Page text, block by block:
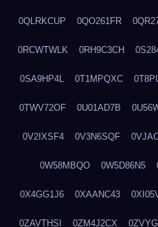
0QLRKCUP 0QO261FR
0RCWTWLK 0RH9C3CH
0SA9HP4L 0T1MPQXC
0TWV72OF 0U01AD7B
0V2IXSF4 0V3N6SQF
0W58MBQO 0W5D86N5
0X4GG1J6 0XAANC43
0ZAVTHSI 0ZM4J2CX